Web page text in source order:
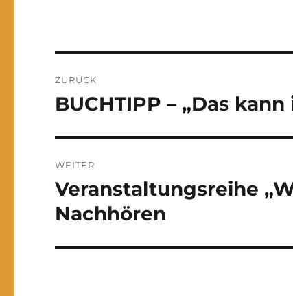
Navigation
ZURÜCK
Vorheriger
BUCHTIPP – „Das
WEITER
Nächster
Beitrag:
Veranstaltungsreihe
Nachhören